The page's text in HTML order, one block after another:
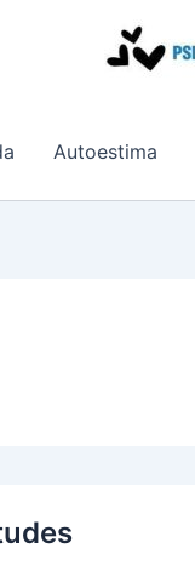
Autoestima